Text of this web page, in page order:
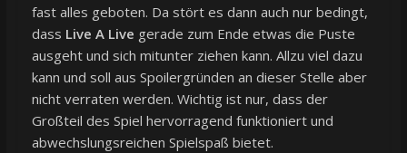
fast alles geboten. Da stört es dann auch nur bedingt,
dass Live A Live gerade zum Ende etwas die Puste
ausgeht und sich mitunter ziehen kann. Allzu viel dazu
kann und soll aus Spoilergründen an dieser Stelle aber
nicht verraten werden. Wichtig ist nur, dass der
Großteil des Spiel hervorragend funktioniert und
abwechslungsreichen Spielspaß bietet.